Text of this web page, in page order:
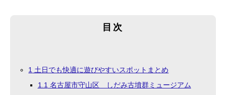
目次
1 土日でも快適に遊びやすいスポットまとめ
1.1 名古屋市守山区 しだみ古墳群ミュージアム